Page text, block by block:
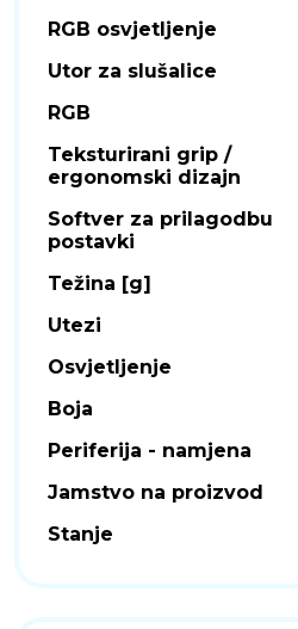
RGB osvjetljenje
Utor za slušalice
RGB
Teksturirani grip /
ergonomski dizajn
Softver za prilagodbu
postavki
Težina [g]
Utezi
Osvjetljenje
Boja
Periferija - namjena
Jamstvo na proizvod
Stanje